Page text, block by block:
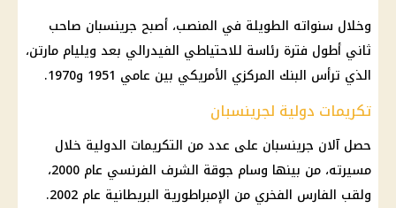
وخلال سنواته الطويلة في المنصب، أصبح جرينسبان صاحب
ثاني أطول فترة رئاسة للاحتياطي الفيدرالي بعد ويليام مارتن،
الذي ترأس البنك المركزي الأمريكي بين عامي 1951 و1970.
تكريمات دولية لجرينسبان
حصل آلان جرينسبان على عدد من التكريمات الدولية خلال
مسيرته، من بينها وسام جوقة الشرف الفرنسي عام 2000،
ولقب الفارس الفخري من الإمبراطورية البريطانية عام 2002.